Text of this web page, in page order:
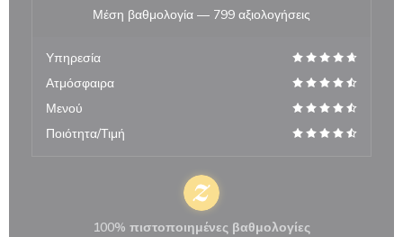
Μέση βαθμολογία — 799 αξιολογήσεις
Υπηρεσία
Ατμόσφαιρα
Μενού
Ποιότητα/Τιμή
100% πιστοποιημένες βαθμολογίες